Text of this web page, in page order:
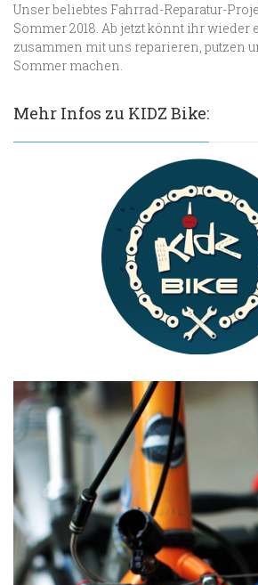
Unser beliebtes Fahrrad-Reparatur-
Sommer 2018. Ab jetzt könnt ihr wieder
zusammen mit uns reparieren, putzen
Sommer machen.
Mehr Infos zu KIDZ Bike: